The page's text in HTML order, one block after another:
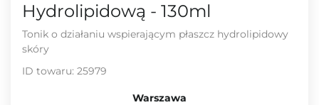
Hydrolipidową - 130ml
Tonik o działaniu wspierającym płaszcz hydrolipidowy
skóry
ID towaru: 25979
Warszawa